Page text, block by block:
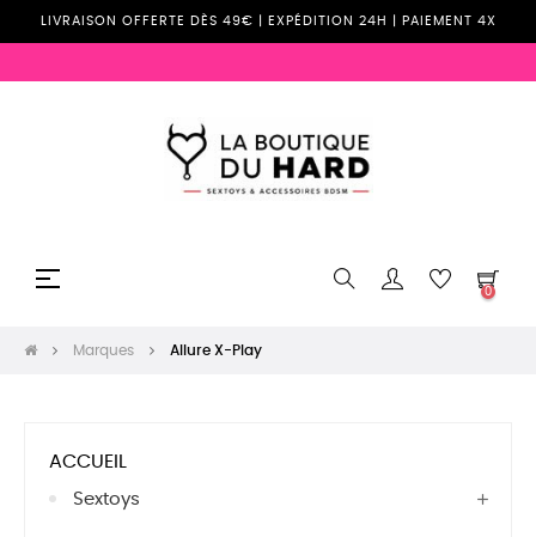
LIVRAISON OFFERTE DÈS 49€ | EXPÉDITION 24H | PAIEMENT 4X
Basculer
☰
0
Marques Allure X-Play
ACCUEIL
Sextoys